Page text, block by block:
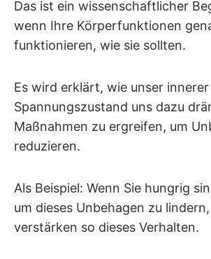
Das ist ein wissenschaftlicher
wenn Ihre Körperfunktionen
funktionieren, wie sie sollten.
Es wird erklärt, wie unser innerer
Spannungszustand uns dazu
Maßnahmen zu ergreifen, um
reduzieren.
Als Beispiel: Wenn Sie hungrig
um dieses Unbehagen zu
verstärken so dieses Verhalten.